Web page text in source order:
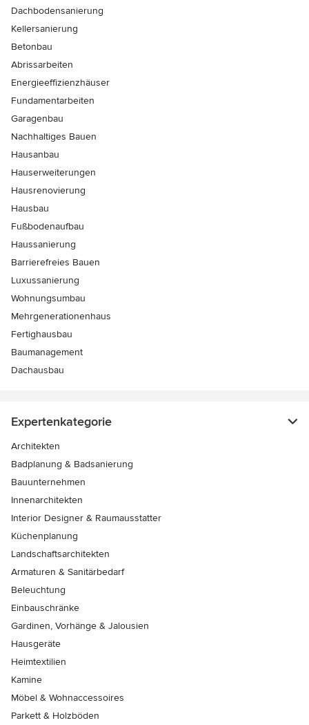
Dachbodensanierung
Kellersanierung
Betonbau
Abrissarbeiten
Energieeffizienzhäuser
Fundamentarbeiten
Garagenbau
Nachhaltiges Bauen
Hausanbau
Hauserweiterungen
Hausrenovierung
Hausbau
Fußbodenaufbau
Haussanierung
Barrierefreies Bauen
Luxussanierung
Wohnungsumbau
Mehrgenerationenhaus
Fertighausbau
Baumanagement
Dachausbau
Expertenkategorie
Architekten
Badplanung & Badsanierung
Bauunternehmen
Innenarchitekten
Interior Designer & Raumausstatter
Küchenplanung
Landschaftsarchitekten
Armaturen & Sanitärbedarf
Beleuchtung
Einbauschränke
Gardinen, Vorhänge & Jalousien
Hausgeräte
Heimtextilien
Kamine
Möbel & Wohnaccessoires
Parkett & Holzböden